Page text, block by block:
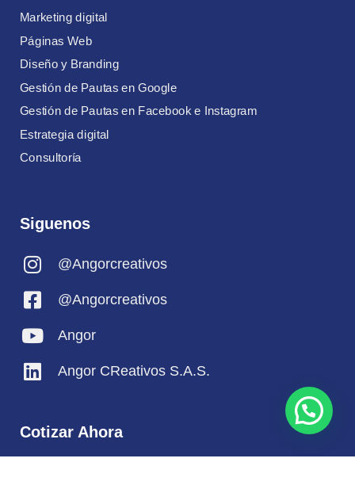
Marketing digital
Páginas Web
Diseño y Branding
Gestión de Pautas en Google
Gestión de Pautas en Facebook e Instagram
Estrategia digital
Consultoría
Siguenos
@Angorcreativos
@Angorcreativos
Angor
Angor CReativos S.A.S.
Cotizar Ahora